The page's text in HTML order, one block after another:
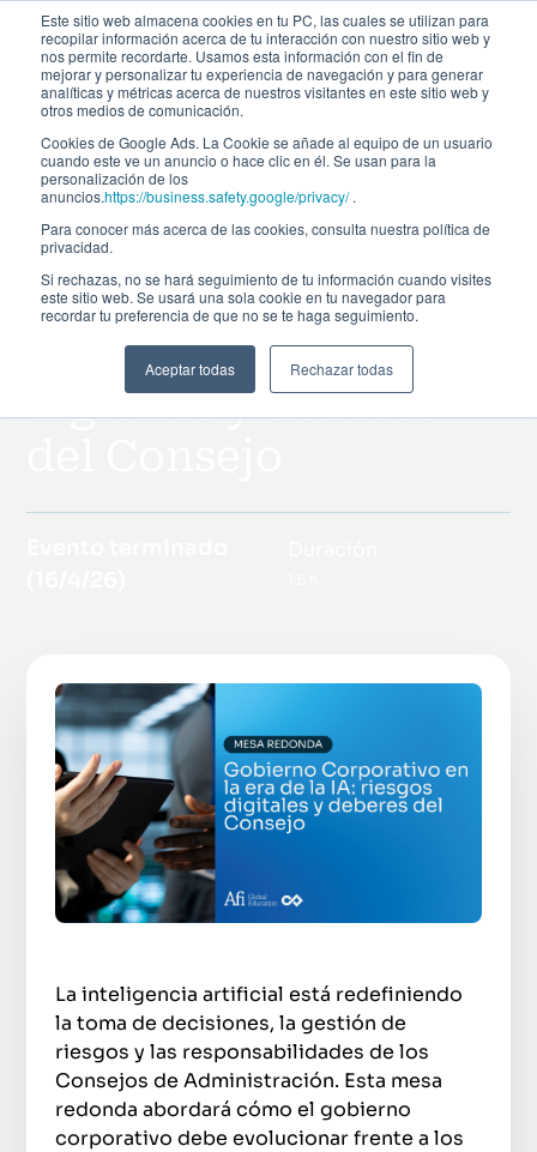
Este sitio web almacena cookies en tu PC, las cuales se utilizan para
recopilar información acerca de tu interacción con nuestro sitio web y
nos permite recordarte. Usamos esta información con el fin de
mejorar y personalizar tu experiencia de navegación y para generar
analíticas y métricas acerca de nuestros visitantes en este sitio web y
otros medios de comunicación.
Cookies de Google Ads. La Cookie se añade al equipo de un usuario
cuando este ve un anuncio o hace clic en él. Se usan para la
personalización de los
anuncios.https://business.safety.google/privacy/.
Para conocer más acerca de las cookies, consulta nuestra política de
privacidad.
Si rechazas, no se hará seguimiento de tu información cuando visites
este sitio web. Se usará una sola cookie en tu navegador para
recordar tu preferencia de que no se te haga seguimiento.
Aceptar todas Rechazar todas
Todos los eventos
Gobierno
Corporativo en la era
de la IA: riesgos
digitales y deberes
La inteligencia artificial está redefiniendo
la toma de decisiones, la gestión de
riesgos y las responsabilidades de los
Consejos de Administración. Esta mesa
redonda abordará cómo el gobierno
corporativo debe evolucionar frente a los